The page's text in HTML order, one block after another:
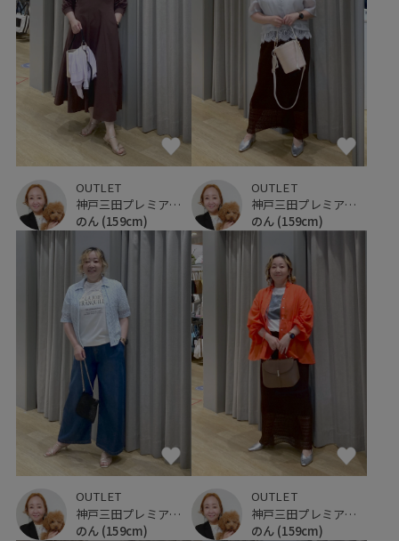
OUTLET
神戸三田プレミアム・アウトレット
のん (159cm)
OUTLET
神戸三田プレミアム・アウトレット
のん (159cm)
OUTLET
神戸三田プレミアム・アウトレット
のん (159cm)
OUTLET
神戸三田プレミアム・アウトレット
のん (159cm)